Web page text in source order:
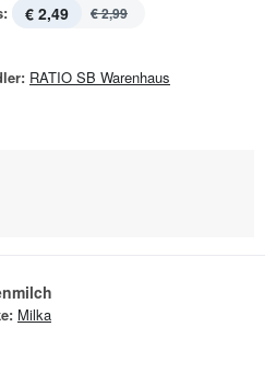
€ 2,49 € 2,99
RATIO SB Warenhaus
Milka